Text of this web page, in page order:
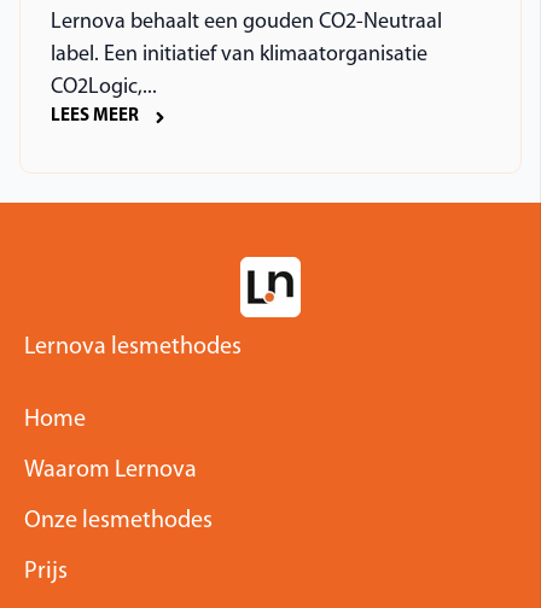
Lernova behaalt een gouden CO2-Neutraal
label. Een initiatief van klimaatorganisatie
CO2Logic,...
LEES MEER
Lernova lesmethodes
Home
Waarom Lernova
Onze lesmethodes
Prijs